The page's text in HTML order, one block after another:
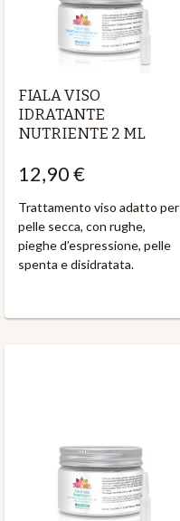
FIALA VISO
IDRATANTE
NUTRIENTE 2 ML
12,90 €
Trattamento viso adatto per
pelle secca, con rughe,
pieghe d’espressione, pelle
spenta e disidratata.